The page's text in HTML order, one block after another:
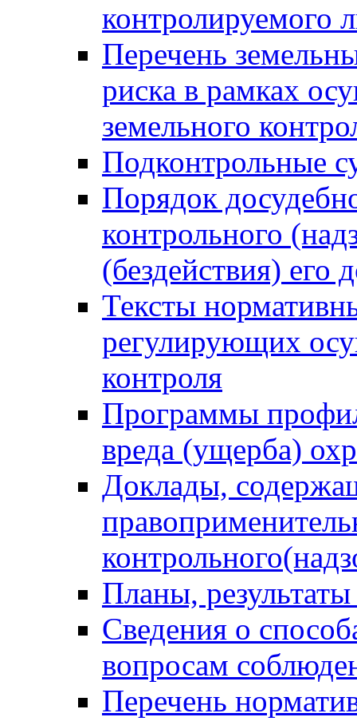
контролируемого
Перечень
риска в рамках
земельного
Подконтрольные
Порядок
контрольного
(бездействия)
Тексты
регулирующих
контроля
Программы
вреда (ущерба)
Доклады,
Планы,
Сведения о
вопросам
Перечень